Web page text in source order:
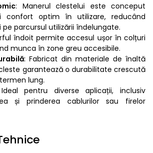
: Manerul clestelui este conceput
confort optim în utilizare, reducând
parcursul utilizării îndelungate.
îndoit permite accesul ușor în colțuri
munca în zone greu accesibile.
: Fabricat din materiale de înaltă
garantează o durabilitate crescută
lung.
pentru diverse aplicații, inclusiv
și prinderea cablurilor sau firelor